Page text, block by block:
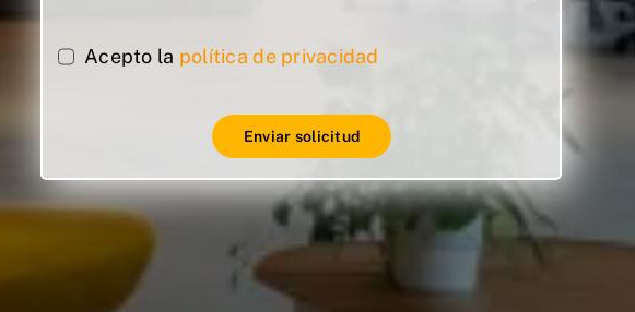
Acepto la política de privacidad
Enviar solicitud